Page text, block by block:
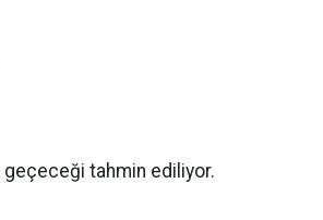
geçeceği tahmin ediliyor.